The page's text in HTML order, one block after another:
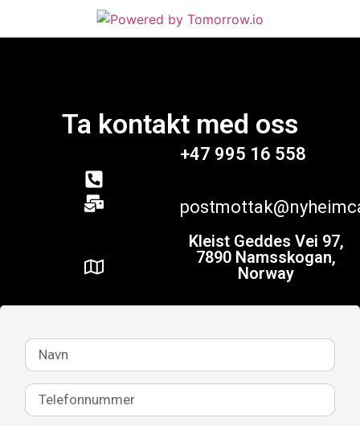
Ta kontakt med oss
+47 995 16 558
Kleist Geddes Vei 97,
7890 Namsskogan,
Norway